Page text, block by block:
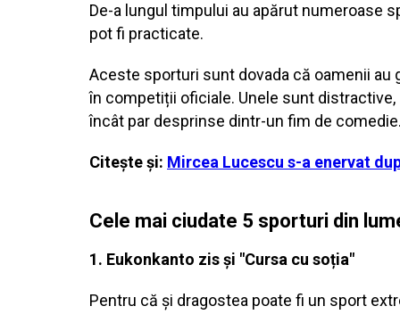
De-a lungul timpului au apărut numeroase
pot fi practicate.
Aceste sporturi sunt dovada că oamenii
în competiții oficiale. Unele sunt
încât par desprinse dintr-un fim de
Citește și: Mircea Lucescu s-a enervat
Cele mai ciudate 5 sporturi din
1. Eukonkanto zis și "Cursa cu soția"
Pentru că și dragostea poate fi un sport